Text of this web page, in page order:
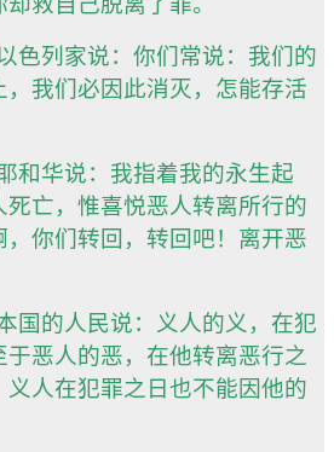
色列家说：你们常说：我们的
我们必因此消灭，怎能存活
和华说：我指着我的永生起
亡，惟喜悦恶人转离所行的
你们转回，转回吧！离开恶
国的人民说：义人的义，在犯
恶人的恶，在他转离恶行之
义人在犯罪之日也不能因他的